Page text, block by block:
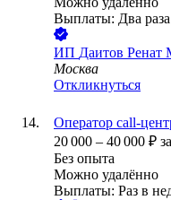
Выплаты: Два
ИП Даитов Ренат
Москва
Откликнуться
Оператор call-
20 000 – 40 000 ₽
Без опыта
Можно удалённо
Выплаты: Раз в